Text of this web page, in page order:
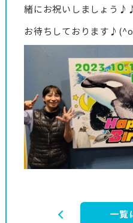
緒にお祝いしましょう
お待ちしております
一覧